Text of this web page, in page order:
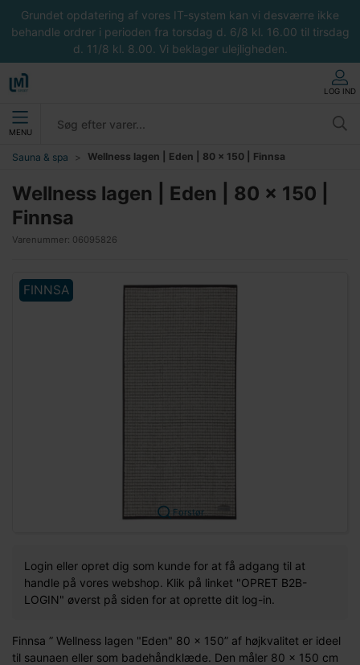
Grundet opdatering af vores IT-system kan vi desværre ikke
behandle ordrer i perioden fra torsdag d. 6/8 kl. 16.00 til tirsdag
d. 11/8 kl. 8.00. Vi beklager ulejligheden.
LOG IND
MENU
Sauna & spa Wellness lagen | Eden | 80 x 150 | Finnsa
Wellness lagen | Eden | 80 x 150 |
Finnsa
Varenummer: 06095826
FINNSA
Forstør
Login eller opret dig som kunde for at få adgang til at
handle på vores webshop. Klik på linket "OPRET B2B-
LOGIN" øverst på siden for at oprette dit log-in.
Finnsa ” Wellness lagen "Eden" 80 x 150” af højkvalitet er ideel
til saunaen eller som badehåndklæde. Den måler 80 x 150 cm